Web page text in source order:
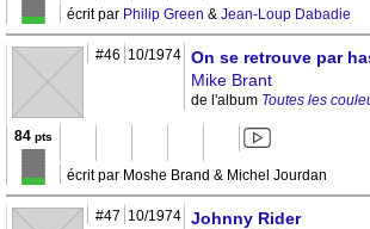
écrit par Philip Green & Jean-Loup Dabadie
#46 10/1974 On se retrouve par
Mike Brant
de l'album Toutes les
84 pts
écrit par Moshe Brand & Michel Jourdan
#47 10/1974 Johnny Rider